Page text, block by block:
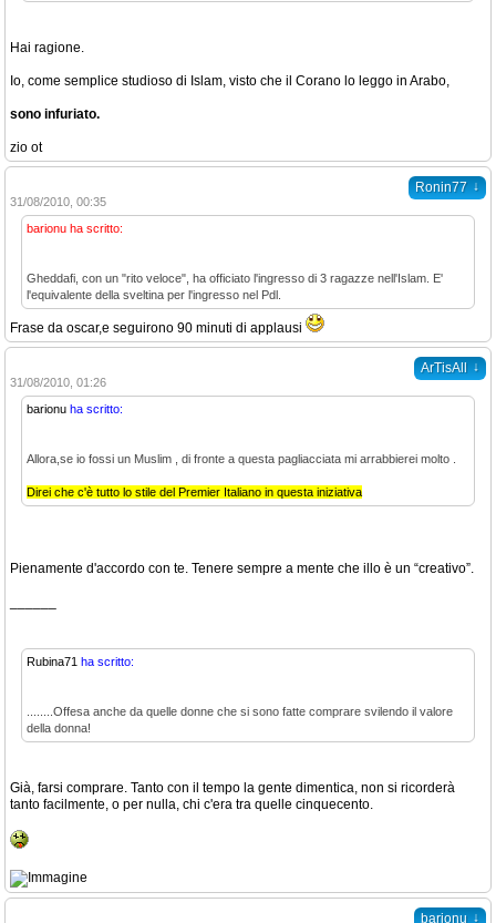
Hai ragione.
Io, come semplice studioso di Islam, visto che il Corano lo leggo in Arabo,
sono infuriato.
zio ot
Ronin77 ↓
31/08/2010, 00:35
barionu ha scritto:
Gheddafi, con un "rito veloce", ha officiato l'ingresso di 3 ragazze nell'Islam. E'
l'equivalente della sveltina per l'ingresso nel Pdl.
Frase da oscar,e seguirono 90 minuti di applausi
ArTisAll ↓
31/08/2010, 01:26
barionu ha scritto:
Allora,se io fossi un Muslim , di fronte a questa pagliacciata mi arrabbierei molto .
Direi che c'è tutto lo stile del Premier Italiano in questa iniziativa
Pienamente d'accordo con te. Tenere sempre a mente che illo è un “creativo”.
Rubina71 ha scritto:
........Offesa anche da quelle donne che si sono fatte comprare svilendo il valore
della donna!
Già, farsi comprare. Tanto con il tempo la gente dimentica, non si ricorderà
tanto facilmente, o per nulla, chi c'era tra quelle cinquecento.
barionu ↓